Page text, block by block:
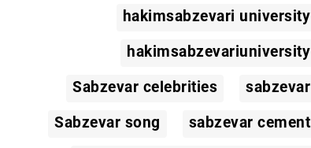
hakimsabzevari university
hakimsabzevariuniversity
sabzevar
Sabzevar celebrities
sabzevar cement
Sabzevar song